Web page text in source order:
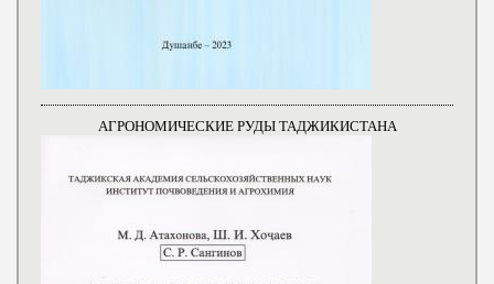
АГРОНОМИЧЕСКИЕ РУДЫ ТАДЖИКИСТАНА